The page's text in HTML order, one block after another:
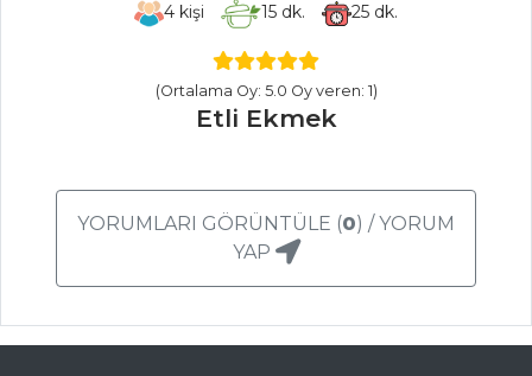
4kişi 15 dk. 25 dk.
(Ortalama Oy: 5.0 Oy veren: 1)
Etli Ekmek
YORUMLARI GÖRÜNTÜLE (0) / YORUM
YAP